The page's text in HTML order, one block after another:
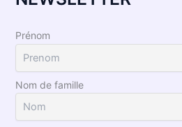
Prénom
Nom de famille